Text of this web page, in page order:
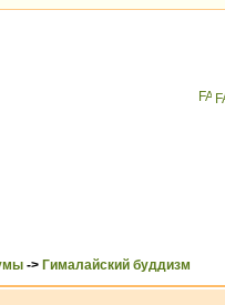
-> Гималайский буддизм